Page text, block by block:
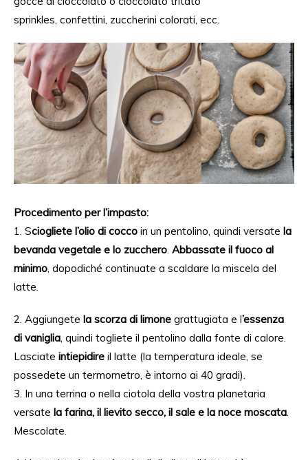
sprinkles, confettini, zuccherini colorati, ecc.
Procedimento per l’impasto:
1. Sciogliete l’olio di cocco in un pentolino, quindi versate la
bevanda vegetale e lo zucchero. Abbassate il fuoco al
minimo, dopodiché continuate a scaldare la miscela del
latte.
2. Aggiungete la scorza di limone grattugiata e l’essenza
di vaniglia, quindi togliete il pentolino dalla fonte di calore.
Lasciate intiepidire il latte (la temperatura ideale, se
possedete un termometro, è intorno ai 40 gradi).
3. In una terrina o nella ciotola della vostra planetaria
versate la farina, il lievito secco, il sale e la noce moscata.
Mescolate.